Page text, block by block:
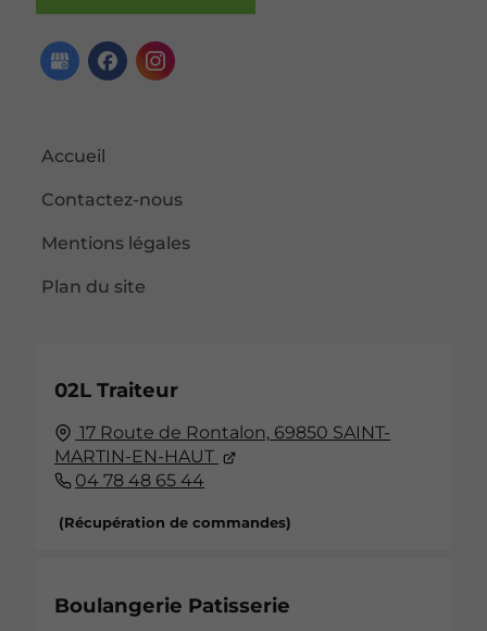
Accueil
Contactez-nous
Mentions légales
Plan du site
02L Traiteur
17 Route de Rontalon, 69850 SAINT-
MARTIN-EN-HAUT
04 78 48 65 44
(Récupération de commandes)
Boulangerie Patisserie